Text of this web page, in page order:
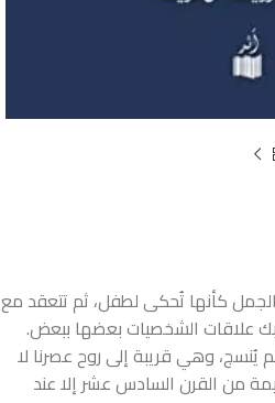
كأنها تُحكى لطفل، ثم تتعقد مع
علاقات الشخصيات بعضها ببعض.
وهي قريبة إلى روح عصرنا لا
من القرن السادس عشر إلا عند